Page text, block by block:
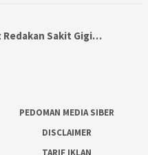
Redakan Sakit Gigi…
PEDOMAN MEDIA SIBER
DISCLAIMER
TARIF IKLAN